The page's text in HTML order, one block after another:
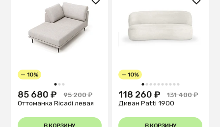
1 2 3
— 10%
85 680 ₽
95 200 ₽
Оттоманка Ricadi левая
1 2 3 4 5 6 7 8 9 10
— 10%
118 260 ₽
131 400 ₽
Диван Patti 1900